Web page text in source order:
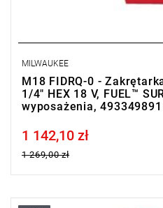
MILWAUKEE
M18 FIDRQ-0 -
1/4" HEX 18 V, FUEL™
wyposażenia,
Price tax included
1 142,10 zł
1 269,00 zł